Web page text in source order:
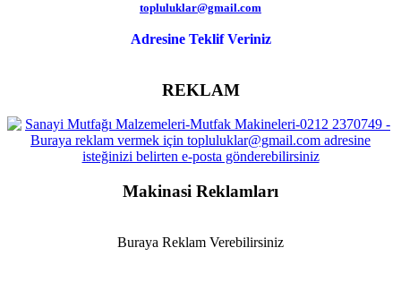
topluluklar@gmail.com
Adresine Teklif Veriniz
REKLAM
Makinasi Reklamları
Buraya Reklam Verebilirsiniz